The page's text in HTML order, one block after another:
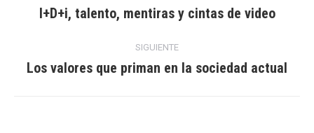
entre
Entrada
I+D+i, talento, mentiras y cintas de video
SIGUIENTE
Entrada
Los valores que priman en la sociedad actual